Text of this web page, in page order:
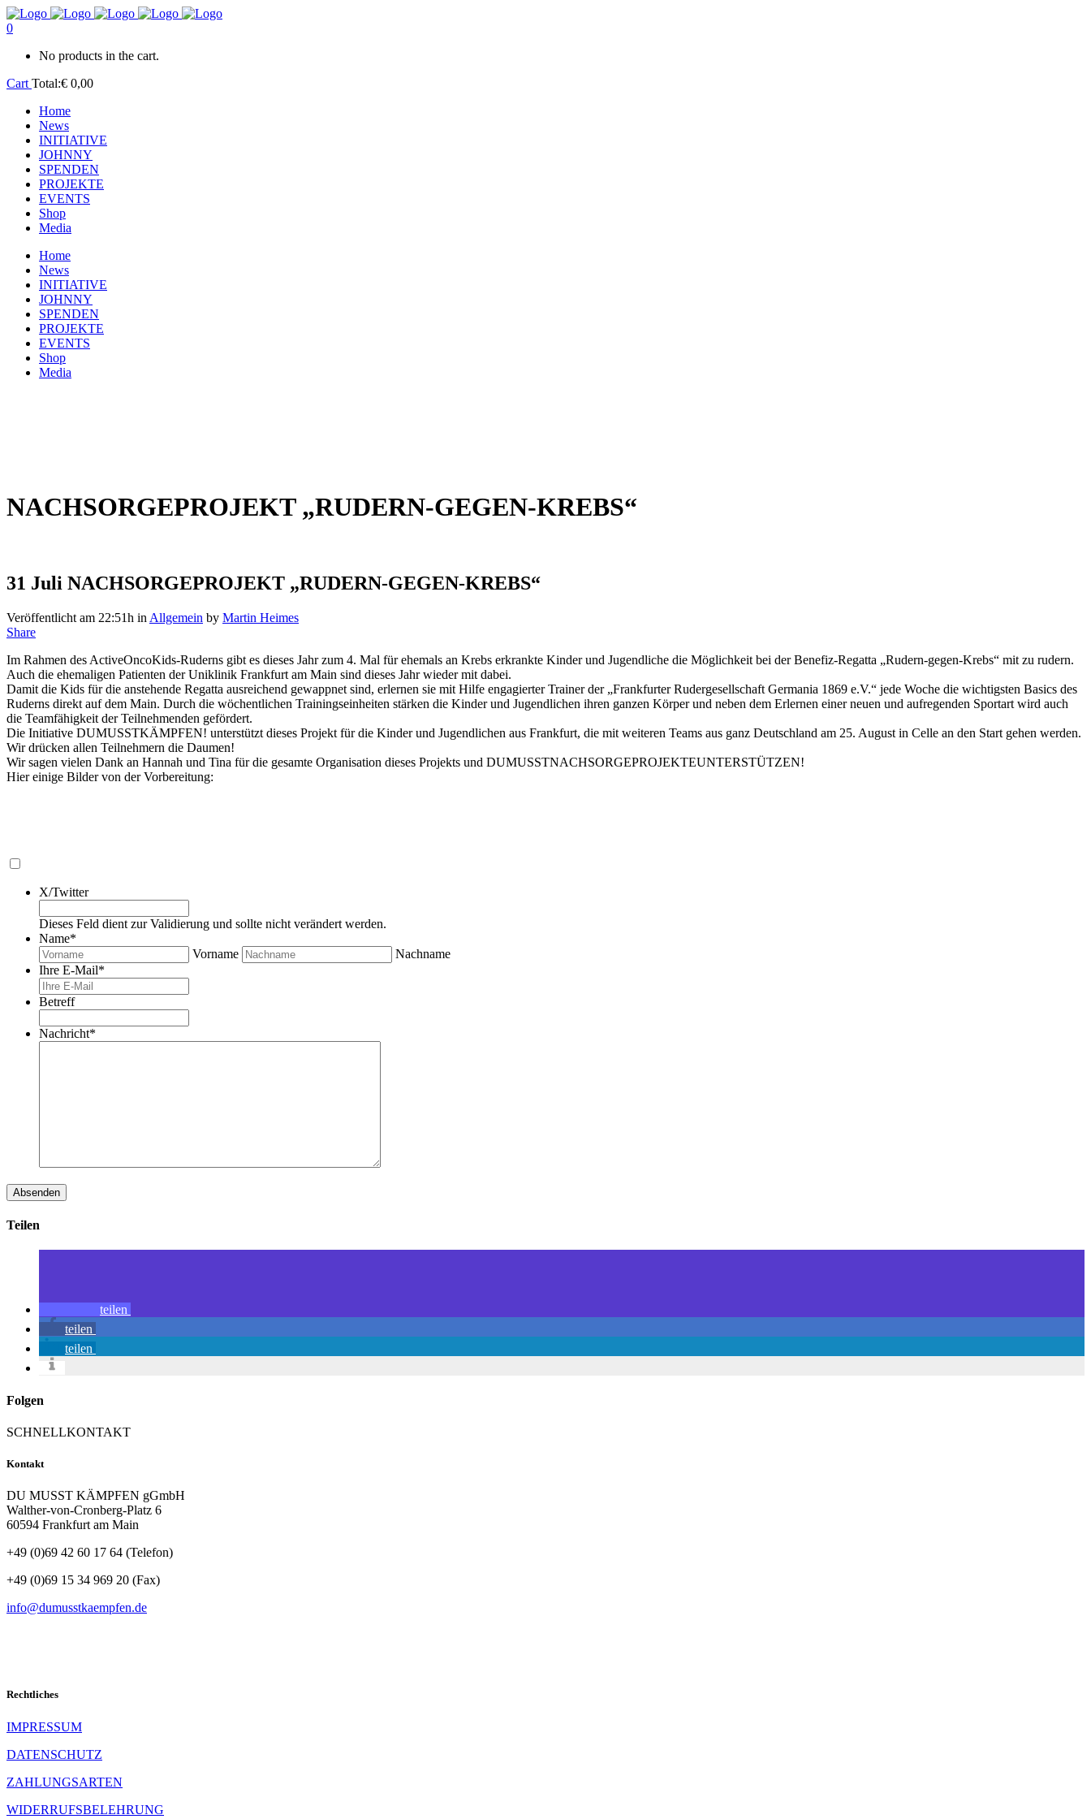
0
No products in the cart.
Cart Total:€ 0,00
Home
News
INITIATIVE
JOHNNY
SPENDEN
PROJEKTE
EVENTS
Shop
Media
Home
News
INITIATIVE
JOHNNY
SPENDEN
PROJEKTE
EVENTS
Shop
Media
NACHSORGEPROJEKT „RUDERN-GEGEN-KREBS“
31 Juli NACHSORGEPROJEKT „RUDERN-GEGEN-KREBS“
Veröffentlicht am 22:51h in Allgemein by Martin Heimes
Share
Im Rahmen des ActiveOncoKids-Ruderns gibt es dieses Jahr zum 4. Mal für ehemals an Krebs erkrankte Kinder und Jugendliche die Möglichkeit bei der Benefiz-Regatta „Rudern-gegen-Krebs“ mit zu rudern.
Auch die ehemaligen Patienten der Uniklinik Frankfurt am Main sind dieses Jahr wieder mit dabei.
Damit die Kids für die anstehende Regatta ausreichend gewappnet sind, erlernen sie mit Hilfe engagierter Trainer der „Frankfurter Rudergesellschaft Germania 1869 e.V.“ jede Woche die wichtigsten Basics des
Ruderns direkt auf dem Main. Durch die wöchentlichen Trainingseinheiten stärken die Kinder und Jugendlichen ihren ganzen Körper und neben dem Erlernen einer neuen und aufregenden Sportart wird auch
die Teamfähigkeit der Teilnehmenden gefördert.
Die Initiative DUMUSSTKÄMPFEN! unterstützt dieses Projekt für die Kinder und Jugendlichen aus Frankfurt, die mit weiteren Teams aus ganz Deutschland am 25. August in Celle an den Start gehen werden.
Wir drücken allen Teilnehmern die Daumen!
Wir sagen vielen Dank an Hannah und Tina für die gesamte Organisation dieses Projekts und DUMUSSTNACHSORGEPROJEKTEUNTERSTÜTZEN!
Hier einige Bilder von der Vorbereitung:
X/Twitter
Dieses Feld dient zur Validierung und sollte nicht verändert werden.
Name*
Vorname
Nachname
Ihre E-Mail*
Betreff
Nachricht*
Teilen
teilen
teilen
teilen
Folgen
SCHNELLKONTAKT
Kontakt
DU MUSST KÄMPFEN gGmbH
Walther-von-Cronberg-Platz 6
60594 Frankfurt am Main
+49 (0)69 42 60 17 64 (Telefon)
+49 (0)69 15 34 969 20 (Fax)
info@dumusstkaempfen.de
Rechtliches
IMPRESSUM
DATENSCHUTZ
ZAHLUNGSARTEN
WIDERRUFSBELEHRUNG